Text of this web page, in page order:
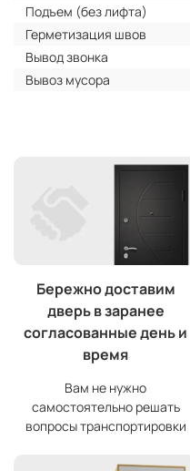
Подъем (без лифта)
Герметизация швов
Вывод звонка
Вывоз мусора
Бережно доставим
дверь в заранее
согласованные день и
время
Вам не нужно
самостоятельно решать
вопросы транспортировки